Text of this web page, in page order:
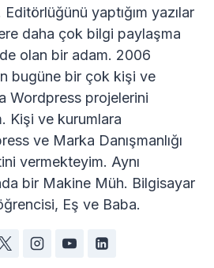
Editörlüğünü yaptığım yazılar
daha çok bilgi paylaşma
olan bir adam. 2006
bugüne bir çok kişi ve
Wordpress projelerini
Kişi ve kurumlara
ve Marka Danışmanlığı
vermekteyim. Aynı
bir Makine Müh. Bilgisayar
Eş ve Baba.